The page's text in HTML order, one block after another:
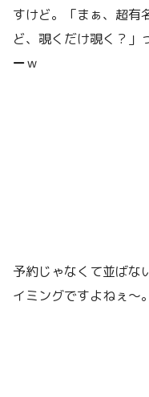
すけど。「まぁ、超有
ど、覗くだけ覗く？」
ーｗ
予約じゃなくて並ばな
イミングですよねぇ〜。